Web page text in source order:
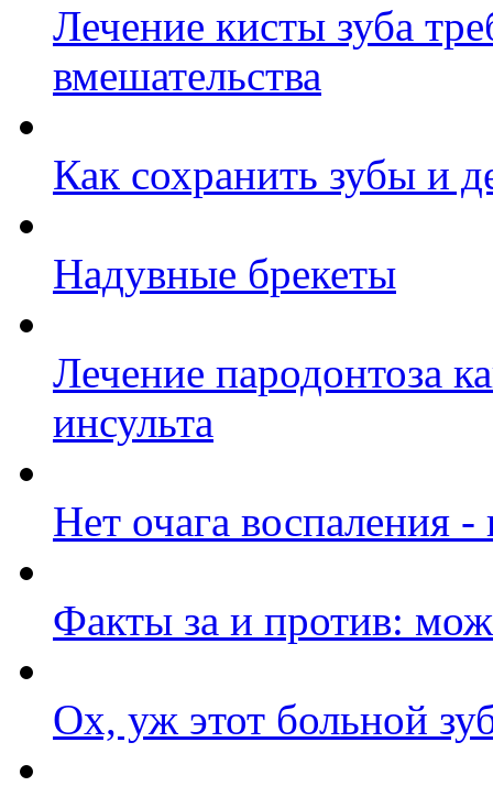
Лечение кисты зуба
вмешательства
Как сохранить зубы и
Надувные брекеты
Лечение пародонтоза
инсульта
Нет очага воспаления -
Факты за и против:
Ох, уж этот больной